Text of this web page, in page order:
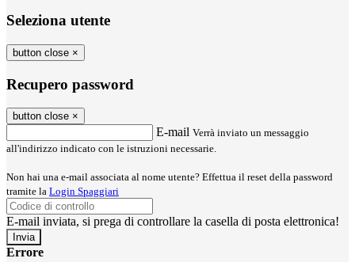
Seleziona utente
button close ×
Recupero password
button close ×
E-mail Verrà inviato un messaggio
all'indirizzo indicato con le istruzioni necessarie.
Non hai una e-mail associata al nome utente? Effettua il reset della password
tramite la Login Spaggiari
E-mail inviata, si prega di controllare la casella di posta elettronica!
Errore